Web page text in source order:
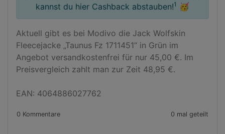
kannst du hier Cashback abstauben!1 🥳
Aktuell gibt es bei Modivo die Jack Wolfskin
Fleecejacke „Taunus Fz 1711451“ in Grün im
Angebot versandkostenfrei für nur 45,00 €. Im
Preisvergleich zahlt man zur Zeit 48,95 €.
EAN: 4064886027762
0 Kommentare 0 mal geteilt